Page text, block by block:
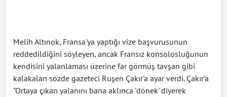
Melih Altınok, Fransa'ya yaptığı vize başvurusunun
reddedildiğini söyleyen, ancak Fransız konsolosluğunun
kendisini yalanlaması üzerine far görmüş tavşan gibi
kalakalan sözde gazeteci Ruşen Çakır'a ayar verdi. Çakır'a
"Ortaya çıkan yalanını bana aklınca 'dönek' diyerek